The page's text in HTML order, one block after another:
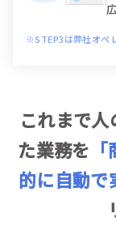
※STEP3は弊社オペ
これまで
た業務を
的に自動で